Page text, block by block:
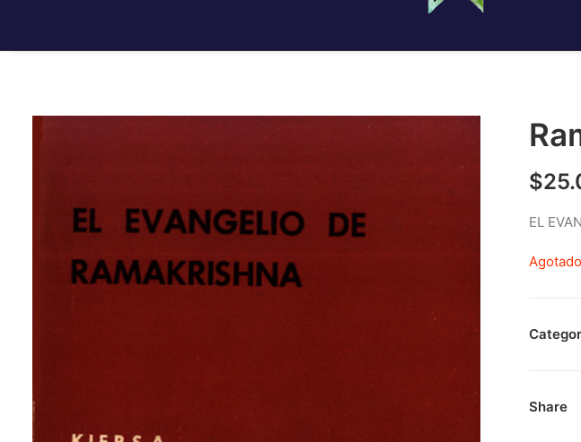
$
EL
Agotado
Share